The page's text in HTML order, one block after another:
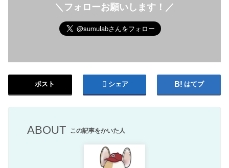
＼フォローお願いします！／
ポスト シェア はてブ
ABOUT この記事をかいた人